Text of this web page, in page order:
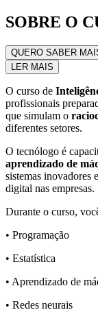
SOBRE O
QUERO SABER
LER MAIS
O curso de
profissionais
que simulam o
diferentes setores.
O tecnólogo é
aprendizado de
sistemas inovadores
digital nas empresas.
Durante o curso,
• Programação
• Estatística
• Aprendizado de
• Redes neurais